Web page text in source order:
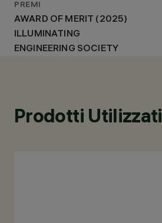
PREMI
AWARD OF MERIT (2025)
ILLUMINATING
ENGINEERING SOCIETY
Prodotti Utilizzati